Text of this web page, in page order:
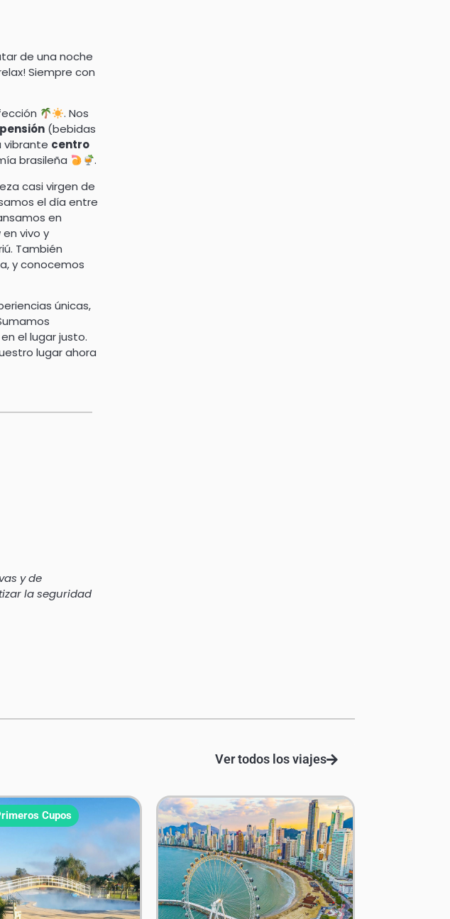
de una noche
Siempre con
. Nos
(bebidas
vibrante centro
brasileña
.
casi virgen de
el día entre
en
vivo y
También
y conocemos
únicas,
el lugar justo.
lugar ahora
y de
la seguridad
Ver todos los viajes
Cupos